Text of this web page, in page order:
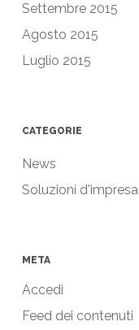
Settembre 2015
Agosto 2015
Luglio 2015
CATEGORIE
News
Soluzioni d'impresa
META
Accedi
Feed dei contenuti